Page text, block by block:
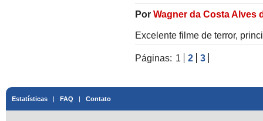
Por Wagner da Costa Alves
Excelente filme de terror,
Páginas: 1 2 3
Estatísticas | FAQ | Contato